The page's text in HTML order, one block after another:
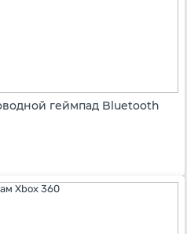
геймпад Bluetooth